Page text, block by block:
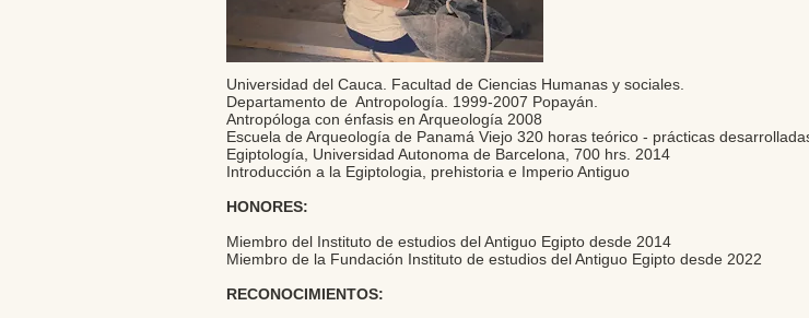
Universidad del Cauca. Facultad de Ciencias Humanas y sociales.
Departamento de Antropología. 1999-2007 Popayán.
Antropóloga con énfasis en Arqueología 2008
Escuela de Arqueología de Panamá Viejo 320 horas teórico - prácticas
Egiptología, Universidad Autonoma de Barcelona, 700 hrs. 2014
Introducción a la Egiptologia, prehistoria e Imperio Antiguo
HONORES:
Miembro del Instituto de estudios del Antiguo Egipto desde 2014
Miembro de la Fundación Instituto de estudios del Antiguo Egipto desde 2022
RECONOCIMIENTOS: